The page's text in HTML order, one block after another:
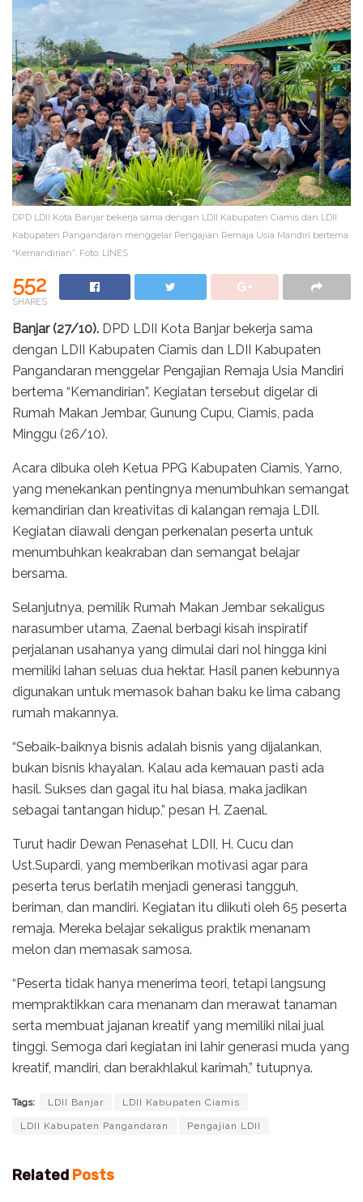
DPD LDII Kota Banjar bekerja sama dengan LDII Kabupaten Ciamis dan LDII
Kabupaten Pangandaran menggelar Pengajian Remaja Usia Mandiri bertema
“Kemandirian”. Foto: LINES
552
SHARES
Banjar (27/10). DPD LDII Kota Banjar bekerja sama
dengan LDII Kabupaten Ciamis dan LDII Kabupaten
Pangandaran menggelar Pengajian Remaja Usia Mandiri
bertema “Kemandirian”. Kegiatan tersebut digelar di
Rumah Makan Jembar, Gunung Cupu, Ciamis, pada
Minggu (26/10).
Acara dibuka oleh Ketua PPG Kabupaten Ciamis, Yarno,
yang menekankan pentingnya menumbuhkan semangat
kemandirian dan kreativitas di kalangan remaja LDII.
Kegiatan diawali dengan perkenalan peserta untuk
menumbuhkan keakraban dan semangat belajar
bersama.
Selanjutnya, pemilik Rumah Makan Jembar sekaligus
narasumber utama, Zaenal berbagi kisah inspiratif
perjalanan usahanya yang dimulai dari nol hingga kini
memiliki lahan seluas dua hektar. Hasil panen kebunnya
digunakan untuk memasok bahan baku ke lima cabang
rumah makannya.
“Sebaik-baiknya bisnis adalah bisnis yang dijalankan,
bukan bisnis khayalan. Kalau ada kemauan pasti ada
hasil. Sukses dan gagal itu hal biasa, maka jadikan
sebagai tantangan hidup,” pesan H. Zaenal.
Turut hadir Dewan Penasehat LDII, H. Cucu dan
Ust.Supardi, yang memberikan motivasi agar para
peserta terus berlatih menjadi generasi tangguh,
beriman, dan mandiri. Kegiatan itu diikuti oleh 65 peserta
remaja. Mereka belajar sekaligus praktik menanam
melon dan memasak samosa.
“Peserta tidak hanya menerima teori, tetapi langsung
mempraktikkan cara menanam dan merawat tanaman
serta membuat jajanan kreatif yang memiliki nilai jual
tinggi. Semoga dari kegiatan ini lahir generasi muda yang
kreatif, mandiri, dan berakhlakul karimah,” tutupnya.
Tags: LDII Banjar LDII Kabupaten Ciamis
LDII Kabupaten Pangandaran Pengajian LDII
Related Posts